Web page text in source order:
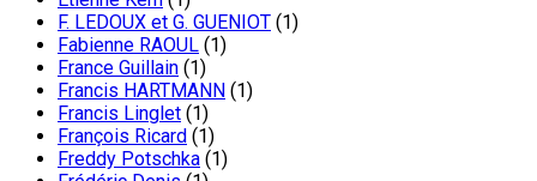
F. LEDOUX et G. GUENIOT (1)
Fabienne RAOUL (1)
France Guillain (1)
Francis HARTMANN (1)
Francis Linglet (1)
François Ricard (1)
Freddy Potschka (1)